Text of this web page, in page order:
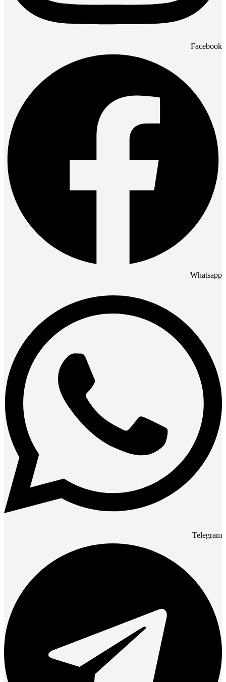
Facebook
Whatsapp
Telegram